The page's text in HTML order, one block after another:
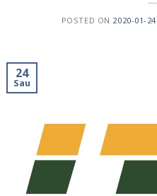
POSTED ON 2020-01-24
24
Sau